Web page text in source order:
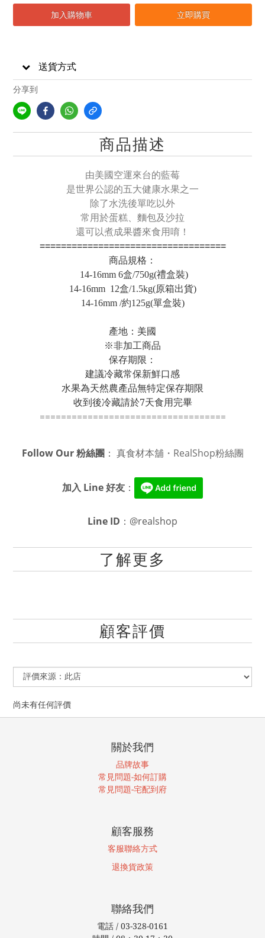
加入購物車 立即購買
送貨方式
分享到
商品描述
由美國空運來台的藍莓
是世界公認的五大健康水果之一
除了水洗後單吃以外
常用於蛋糕、麵包及沙拉
還可以煮成果醬來食用唷！
===================================
商品規格：
14-16mm 6盒/750g(禮盒裝)
14-16mm 12盒/1.5kg(原箱出貨)
14-16mm /約125g(單盒裝)
產地：美國
※非加工商品
保存期限：
建議冷藏常保新鮮口感
水果為天然農產品無特定保存期限
收到後冷藏請於7天食用完畢
===================================
Follow Our 粉絲團： 真食材本舖・RealShop粉絲團
加入 Line 好友 ：
Line ID ：@realshop
了解更多
顧客評價
尚未有任何評價
關於我們
品牌故事
常見問題-如何訂購
常見問題-宅配到府
顧客服務
客服聯絡方式
退換貨政策
聯絡我們
電話 / 03-328-0161